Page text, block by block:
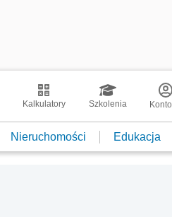
Kalkulatory Szkolenia Konto
Nieruchomości Edukacja